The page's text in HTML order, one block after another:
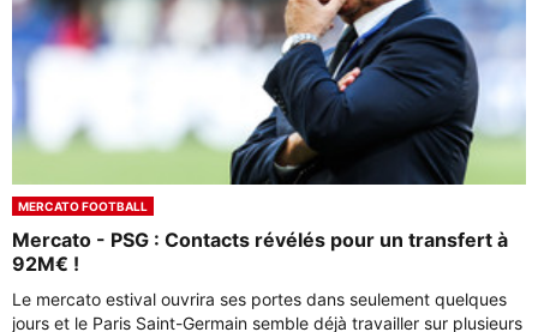
MERCATO FOOTBALL
Mercato - PSG : Contacts révélés pour un transfert à
92M€ !
Le mercato estival ouvrira ses portes dans seulement quelques
jours et le Paris Saint-Germain semble déjà travailler sur plusieurs